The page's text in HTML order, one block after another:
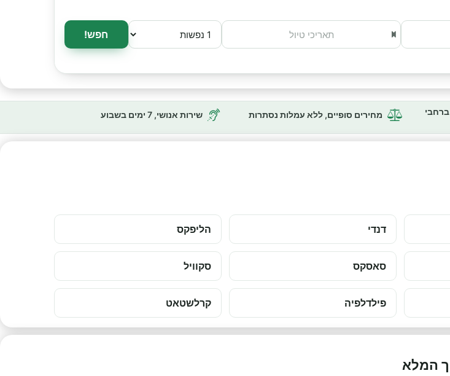
חפש!
50 ספקים ברחבי
מחירים סופיים, ללא עמלות נסתרות שירות אנושי, 7 ימים בשבוע
דנדי הליפקס
סאסקס סקוויל
פילדלפיה קרלשטאט
המלא